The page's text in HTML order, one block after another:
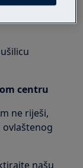
centru
ne riješi,
našu